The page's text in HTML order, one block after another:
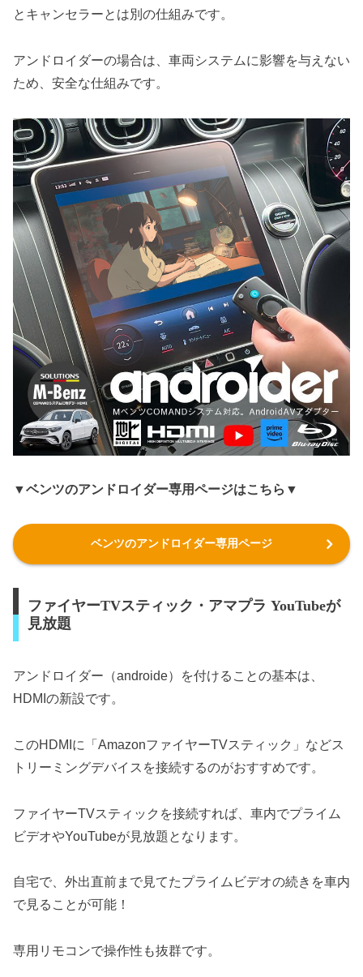
とキャンセラーとは別の仕組みです。
アンドロイダーの場合は、車両システムに影響を与えない
ため、安全な仕組みです。
▼ベンツのアンドロイダー専用ページはこちら▼
ベンツのアンドロイダー専用ページ
ファイヤーTVスティック・アマプラ YouTubeが
見放題
アンドロイダー（androide）を付けることの基本は、
HDMIの新設です。
このHDMIに「AmazonファイヤーTVスティック」などス
トリーミングデバイスを接続するのがおすすめです。
ファイヤーTVスティックを接続すれば、車内でプライム
ビデオやYouTubeが見放題となります。
自宅で、外出直前まで見てたプライムビデオの続きを車内
で見ることが可能！
専用リモコンで操作性も抜群です。